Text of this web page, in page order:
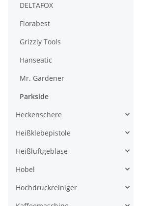
DELTAFOX
Florabest
Grizzly Tools
Hanseatic
Mr. Gardener
Parkside
Heckenschere
Heißklebepistole
Heißluftgebläse
Hobel
Hochdruckreiniger